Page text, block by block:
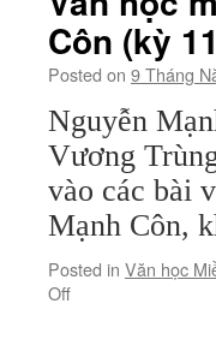
Nam
54-
75
(kỳ
Nguyễn
Mạnh
Côn
(kỳ
12)
Côn (kỳ
Posted on 9 Tháng
Nguyễn
Vương
vào các bài
Mạnh Côn,
Posted in Văn học
Offon